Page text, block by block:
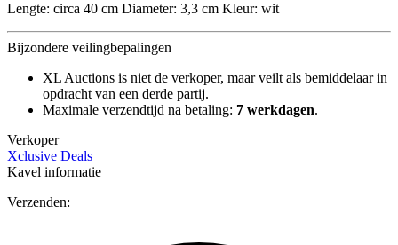
Lengte: circa 40 cm Diameter: 3,3 cm Kleur: wit
Bijzondere veilingbepalingen
XL Auctions is niet de verkoper, maar veilt als bemiddelaar in
opdracht van een derde partij.
Maximale verzendtijd na betaling: 7 werkdagen.
Verkoper
Xclusive Deals
Kavel informatie
Verzenden: